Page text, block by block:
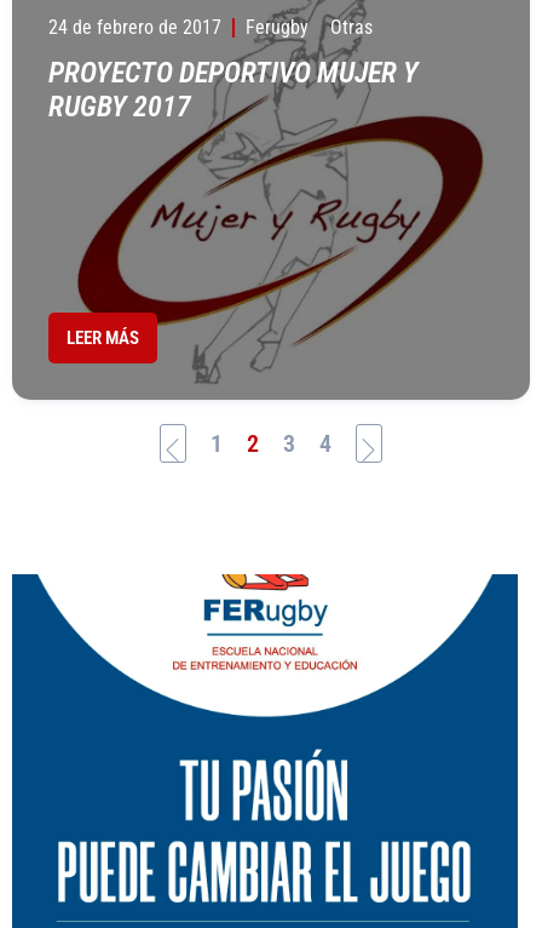
24 de febrero de 2017 Ferugby Otras
PROYECTO DEPORTIVO MUJER Y
RUGBY 2017
LEER MÁS
1 2 3 4